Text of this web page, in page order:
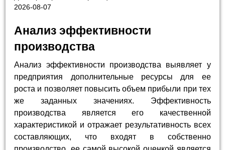
2026-08-07
Анализ эффективности
производства
Анализ эффективности производства выявляет у
предприятия дополнительные ресурсы для ее
роста и позволяет повысить объем прибыли при тех
же заданных значениях. Эффективность
производства является его качественной
характеристикой и отражает результативность всех
составляющих, что входят в собственно